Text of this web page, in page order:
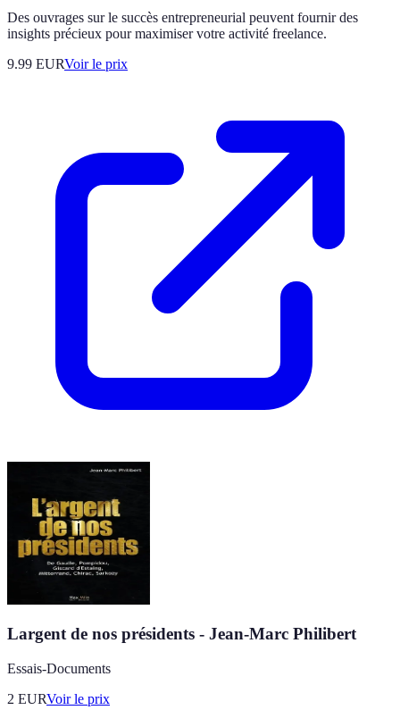
Des ouvrages sur le succès entrepreneurial peuvent fournir des
insights précieux pour maximiser votre activité freelance.
9.99 EURVoir le prix
Largent de nos présidents - Jean-Marc Philibert
Essais-Documents
2 EURVoir le prix